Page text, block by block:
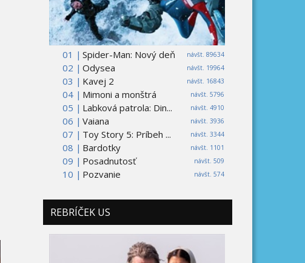
01 | návšt. 89634
Spider-Man: Nový deň
02 |
návšt. 19964
Odysea
03 |
návšt. 16843
Kavej 2
04 |
návšt. 5796
Mimoni a monštrá
05 |
návšt. 4910
Labková patrola: Din...
06 |
návšt. 3936
Vaiana
07 |
návšt. 3344
Toy Story 5: Príbeh ...
08 |
návšt. 1101
Bardotky
09 |
návšt. 509
Posadnutosť
10 |
návšt. 574
Pozvanie
REBRÍČEK US